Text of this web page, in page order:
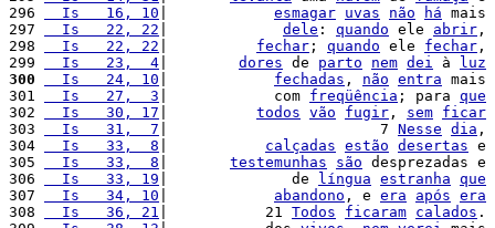
296
  Is   16, 10
esmagar uvas não há mais
297
  Is   22, 22
dele : quando ele abrir ,
298
  Is   22, 22
fechar ; quando ele fechar ,
299
  Is   23,  4
dores de parto nem dei à
luz
300
  Is   24, 10
fechadas , não entra mais
301
  Is   27,  3
|            com freqüência ; para que
302
  Is   30, 17
todos vão fugir , sem ficar
303
  Is   31,  7
|                        7 Nesse dia ,
304
  Is   33,  8
calçadas estão desertas e
305
  Is   33,  8
testemunhas são desprezadas e
306
  Is   33, 19
|              de língua estranha que
307
  Is   34, 10
abandono , e era após era
308
  Is   36, 21
|           21 Todos ficaram calados .